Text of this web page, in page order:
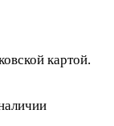
картой.